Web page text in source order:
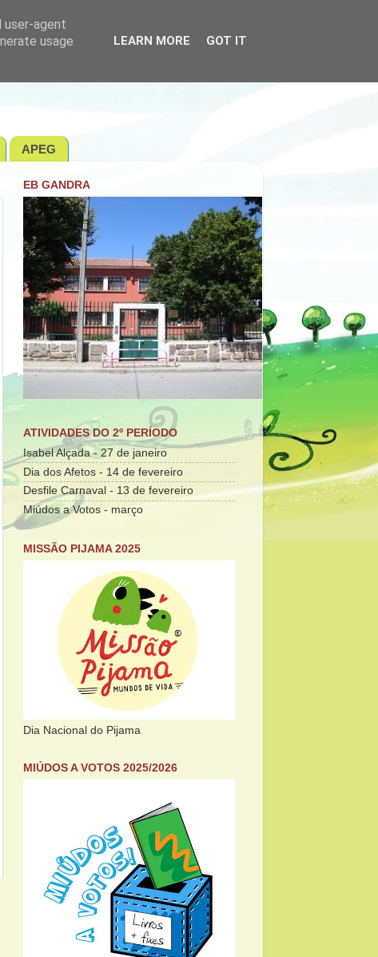
APEG
EB GANDRA
ATIVIDADES DO 2º PERÍODO
Isabel Alçada - 27 de janeiro
Dia dos Afetos - 14 de fevereiro
Desfile Carnaval - 13 de fevereiro
Miúdos a Votos - março
MISSÃO PIJAMA 2025
Dia Nacional do Pijama
MIÚDOS A VOTOS 2025/2026
user-agent
usage
LEARN MORE GOT IT